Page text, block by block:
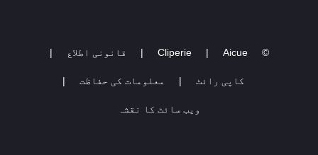
©
Aicue
| Cliperie | قانونی اطلاع |
کاپی رائٹ | معلومات کی حفاظت |
ویب سائٹ کا نقشہ